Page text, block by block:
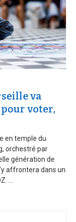
va
voter,
en temple du
orchestré par
génération de
affrontera dans un
...